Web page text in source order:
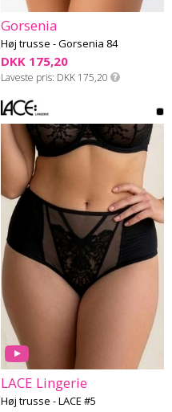
Gorsenia
Høj trusse - Gorsenia 84
DKK 175,20
Laveste pris DKK 175,20
LACE Lingerie
Høj trusse - LACE #5